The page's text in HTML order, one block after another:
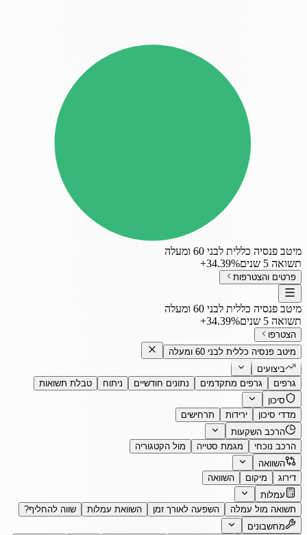
מיטב פנסיה כללית לבני 60 ומעלה
תשואה 5 שנים
‎+34.39%
פרטים והצטרפות
מיטב פנסיה כללית לבני 60 ומעלה
תשואה 5 שנים
‎+34.39%
הצטרפו
מיטב פנסיה כללית לבני 60 ומעלה
ביצועים
גרפים
גרפים מתקדמים נתונים חודשיים ניתוח
טבלת תשואות
סיכון
מדדי סיכון
ירידות
תרחישים
הרכב השקעות
הרכב נוכחי
מגמת סטייה
מול הקטגוריה
השוואה
דירוג
מיקום
השוואה
עמלות
תשואה מול עמלה
השפעה לאורך זמן השוואת עמלות
שווה להחליף?
מחשבונים